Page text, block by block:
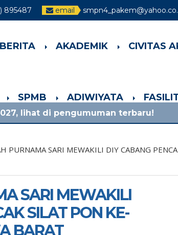
895487 email
BERITA AKADEMIK CIVITAS
SPMB ADIWIYATA
terbaru! 4 minggu
PURNAMA SARI MEWAKILI DIY CABANG
SARI MEWAKILI
SILAT PON KE-
BARAT